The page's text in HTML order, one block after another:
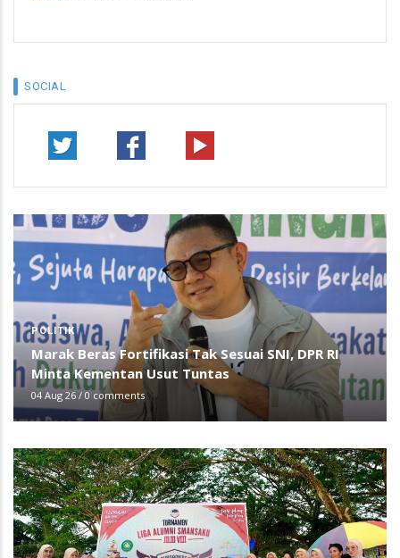
SOCIAL
POLITIK
Marak Beras Fortifikasi Tak Sesuai SNI, DPR RI
Minta Kementan Usut Tuntas
04 Aug 26 / 0 comments